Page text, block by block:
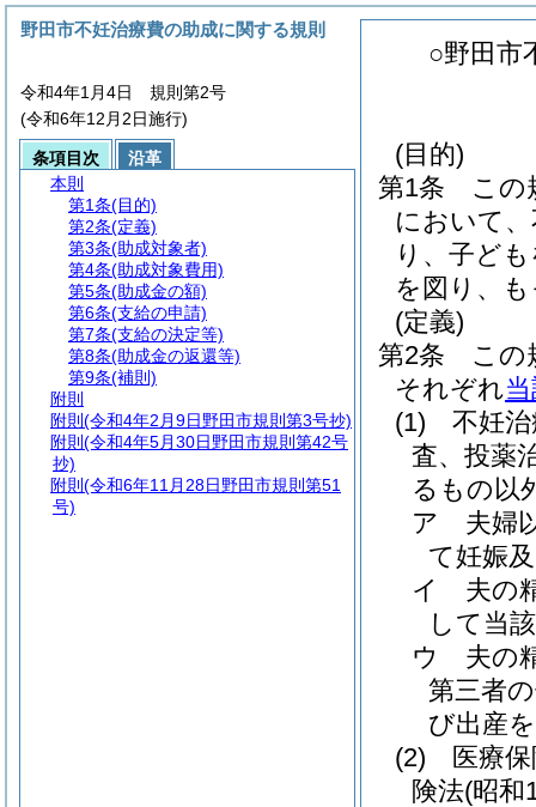
○野田市
(目的)
第1条
この
において
り、子ど
を図り、
(定義)
第2条
この
それぞれ
(1)
不妊
査、投薬
るもの以
ア
夫婦
て妊娠
イ
夫の
して当
ウ
夫の
第三者
び出産
(2)
医療
険法(昭和
野田市不妊治療費の助成に関する規則
令和4年1月4日 規則第2号
(令和6年12月2日施行)
条項目次
沿革
本則
第1条(目的)
第2条(定義)
第3条(助成対象者)
第4条(助成対象費用)
第5条(助成金の額)
第6条(支給の申請)
第7条(支給の決定等)
第8条(助成金の返還等)
第9条(補則)
附則
附則 (令和4年2月9日野田市規則第3号抄)
附則 (令和4年5月30日野田市規則第42号
抄)
附則 (令和6年11月28日野田市規則第51
号)